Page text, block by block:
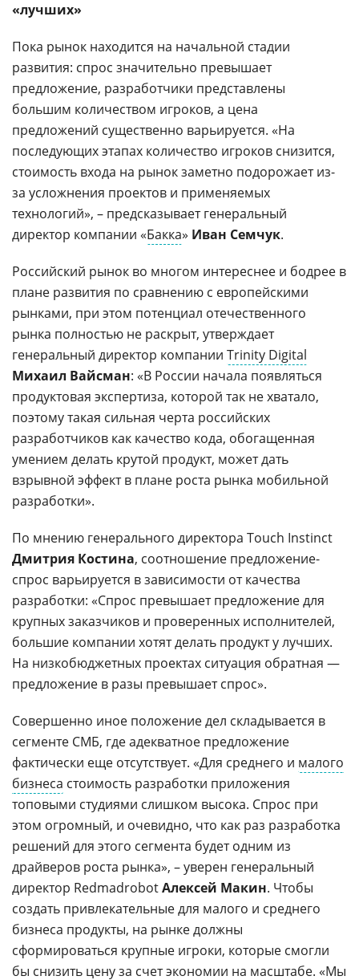
«лучших»
Пока рынок находится на начальной стадии
развития: спрос значительно превышает
предложение, разработчики представлены
большим количеством игроков, а цена
предложений существенно варьируется. «На
последующих этапах количество игроков снизится,
стоимость входа на рынок заметно подорожает из-
за усложнения проектов и применяемых
технологий», – предсказывает генеральный
директор компании «Бакка» Иван Семчук.
Российский рынок во многом интереснее и бодрее в
плане развития по сравнению с европейскими
рынками, при этом потенциал отечественного
рынка полностью не раскрыт, утверждает
генеральный директор компании Trinity Digital
Михаил Вайсман: «В России начала появляться
продуктовая экспертиза, которой так не хватало,
поэтому такая сильная черта российских
разработчиков как качество кода, обогащенная
умением делать крутой продукт, может дать
взрывной эффект в плане роста рынка мобильной
разработки».
По мнению генерального директора Touch Instinct
Дмитрия Костина, соотношение предложение-
спрос варьируется в зависимости от качества
разработки: «Спрос превышает предложение для
крупных заказчиков и проверенных исполнителей,
большие компании хотят делать продукт у лучших.
На низкобюджетных проектах ситуация обратная —
предложение в разы превышает спрос».
Совершенно иное положение дел складывается в
сегменте СМБ, где адекватное предложение
фактически еще отсутствует. «Для среднего и малого
бизнеса стоимость разработки приложения
топовыми студиями слишком высока. Спрос при
этом огромный, и очевидно, что как раз разработка
решений для этого сегмента будет одним из
драйверов роста рынка», – уверен генеральный
директор RedmadrobotАлексей Макин. Чтобы
создать привлекательные для малого и среднего
бизнеса продукты, на рынке должны
сформироваться крупные игроки, которые смогли
бы снизить цену за счет экономии на масштабе. «Мы